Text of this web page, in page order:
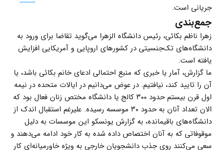
جریانی است.
جمع‌بندی
زهرا ناظم بکائی، رئیس دانشگاه الزهرا می‌گوید تقاضا برای ورود به
دانشگاه‌های تک‌جنسیتی در کشورهای اروپایی و آمریکایی افزایش
یافته است.
ما گزارش، آمار یا خبری که منبع احتمالی ادعای خانم بکائی باشد، یا
آن را تایید کند، نیافتیم. در عوض می‌دانیم در ایالات متحده در نیمه
اول قرن بیستم حدود ۳۰۰ کالج یا دانشگاه مختص زنان فعال بود که
الان تعداد آنان به حدود ۳۰ موسسه رسیده. علیرغم استقبال اندک از
دانشگاه‌های باقیمانده، به گزارش یونسکو این موسسات به دلیل
موقوفاتی که به آنان اختصاص داده شده به کار خود ادامه می‌دهند و
سعی می‌کنند روی جذب دانشجویان خارجی به ویژه خاورمیانه‌ای کار